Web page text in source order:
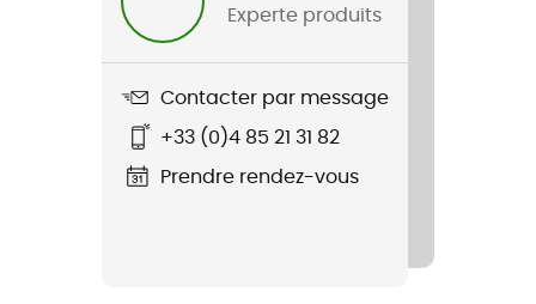
Experte produits
Contacter par message
+33 (0)4 85 21 31 82
Prendre rendez-vous